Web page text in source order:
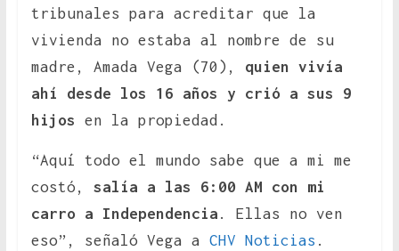
tribunales para acreditar que la
vivienda no estaba al nombre de su
madre, Amada Vega (70), quien vivía
ahí desde los 16 años y crió a sus 9
hijos en la propiedad.
“Aquí todo el mundo sabe que a mi me
costó, salía a las 6:00 AM con mi
carro a Independencia . Ellas no ven
eso”, señaló Vega a CHV Noticias .